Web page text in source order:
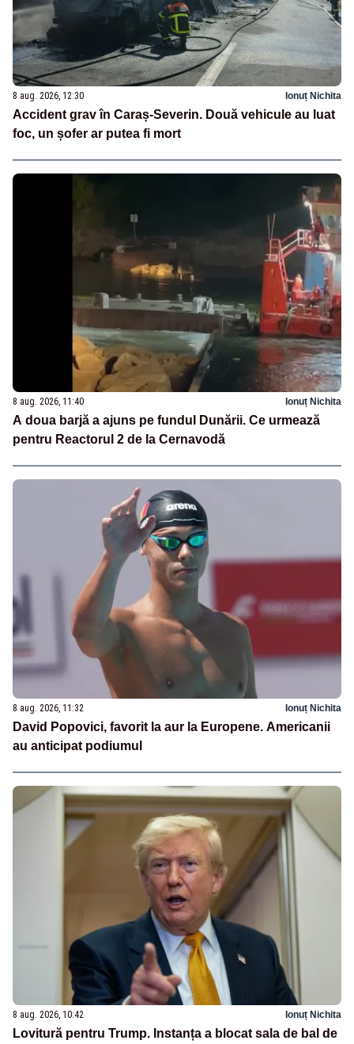
8 aug. 2026, 12:30 Ionuț Nichita
Accident grav în Caraș-Severin. Două vehicule au luat
foc, un șofer ar putea fi mort
8 aug. 2026, 11:40 Ionuț Nichita
A doua barjă a ajuns pe fundul Dunării. Ce urmează
pentru Reactorul 2 de la Cernavodă
8 aug. 2026, 11:32 Ionuț Nichita
David Popovici, favorit la aur la Europene. Americanii
au anticipat podiumul
8 aug. 2026, 10:42 Ionuț Nichita
Lovitură pentru Trump. Instanța a blocat sala de bal de